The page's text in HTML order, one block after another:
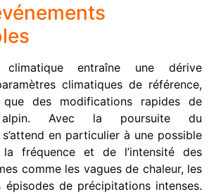
climatique entraîne une dérive
climatiques de référence,
des modifications rapides de
alpin. Avec la poursuite du
en particulier à une possible
fréquence et de l’intensité des
comme les vagues de chaleur, les
épisodes de précipitations intenses.